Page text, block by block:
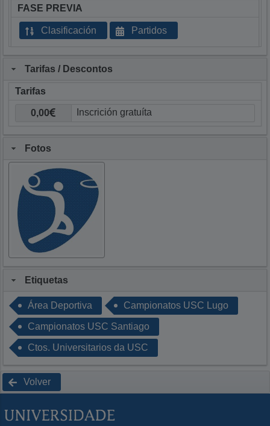
FASE PREVIA
Clasificación Partidos
Tarifas / Descontos
Tarifas
0,00
Fotos
Etiquetas
Área Deportiva Campionatos USC Lugo
Campionatos USC Santiago
Ctos. Universitarios da USC
Volver